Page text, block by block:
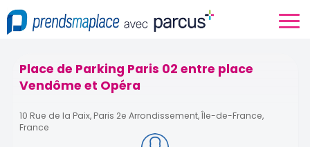
Place de Parking Paris 02 entre place
Vendôme et Opéra
10 Rue de la Paix, Paris 2e Arrondissement, Île-de-France,
France